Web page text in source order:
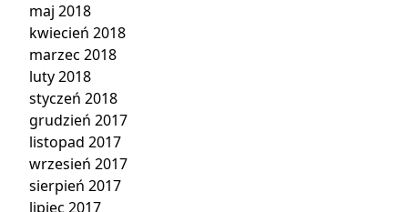
maj 2018
kwiecień 2018
marzec 2018
luty 2018
styczeń 2018
grudzień 2017
listopad 2017
wrzesień 2017
sierpień 2017
lipiec 2017